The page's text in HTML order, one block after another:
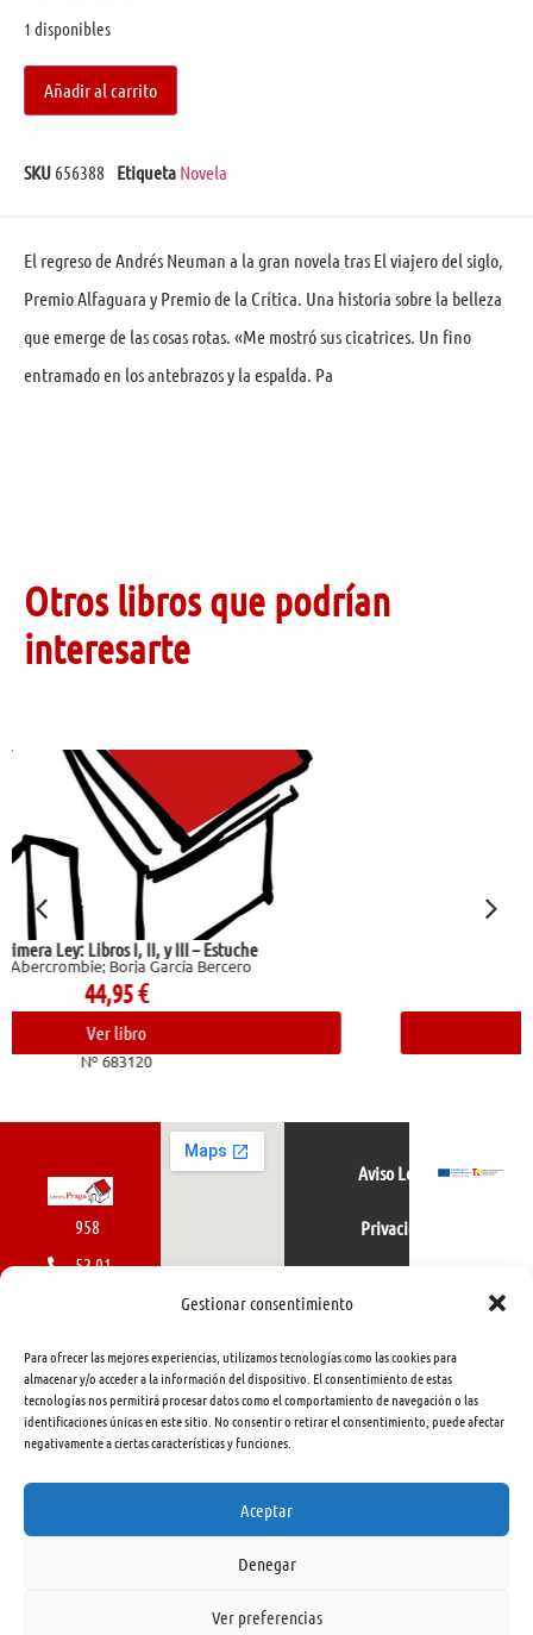
Gestionar consentimiento
Para ofrecer las mejores experiencias, utilizamos tecnologías como las cookies para
almacenar y/o acceder a la información del dispositivo. El consentimiento de estas
tecnologías nos permitirá procesar datos como el comportamiento de navegación o las
identificaciones únicas en este sitio. No consentir o retirar el consentimiento, puede afectar
negativamente a ciertas características y funciones.
Aceptar
Denegar
Ver preferencias
1 disponibles
Añadir al carrito
SKU 656388 Etiqueta Novela
El regreso de Andrés Neuman a la gran novela tras El viajero del siglo,
Premio Alfaguara y Premio de la Crítica. Una historia sobre la belleza
que emerge de las cosas rotas. «Me mostró sus cicatrices. Un fino
entramado en los antebrazos y la espalda. Pa
Otros libros que podrían
interesarte
Nº 682178
958
52 01
462
415
info@libreriapraga.com
Gracia,
Aviso Legal
Privacidad